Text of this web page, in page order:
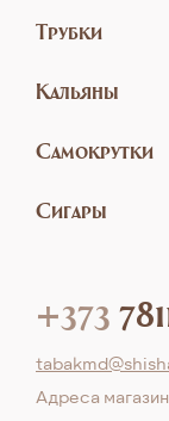
Трубки
Кальяны
Самокрутки
Сигары
+373
Aдреса